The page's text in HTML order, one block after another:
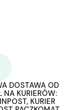
do ostatniej
DOSTAWA OD
KURIERÓW:
KURIER